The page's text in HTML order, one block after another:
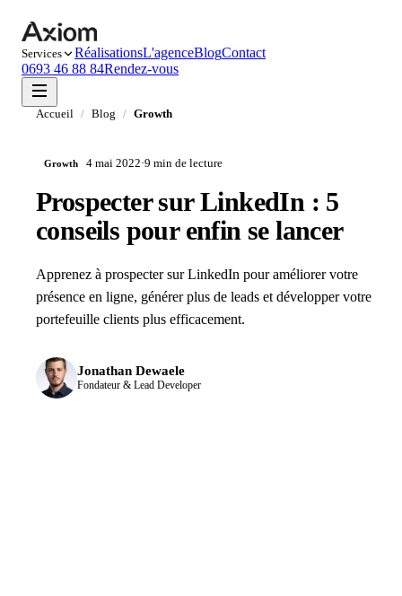
Services RéalisationsL'agenceBlogContact
0693 46 88 84Rendez-vous
Accueil / Blog / Growth
Growth 4 mai 2022·9 min de lecture
Prospecter sur LinkedIn : 5
conseils pour enfin se lancer
Apprenez à prospecter sur LinkedIn pour améliorer votre
présence en ligne, générer plus de leads et développer votre
portefeuille clients plus efficacement.
Jonathan Dewaele
Fondateur & Lead Developer